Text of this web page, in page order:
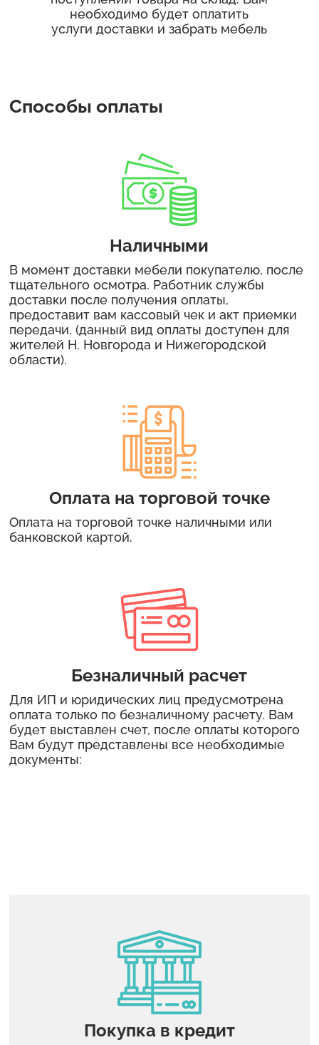
необходимо будет оплатить
услуги доставки и забрать мебель
Способы оплаты
Наличными
В момент доставки мебели покупателю, после
тщательного осмотра. Работник службы
доставки после получения оплаты,
предоставит вам кассовый чек и акт приемки
передачи. (данный вид оплаты доступен для
жителей Н. Новгорода и Нижегородской
области).
Оплата на торговой точке
Оплата на торговой точке наличными или
банковской картой.
Безналичный расчет
Для ИП и юридических лиц предусмотрена
оплата только по безналичному расчету. Вам
будет выставлен счет, после оплаты которого
Вам будут представлены все необходимые
документы:
Покупка в кредит